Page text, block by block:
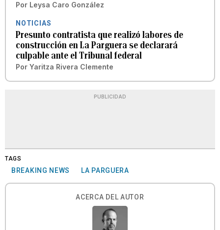
Por Leysa Caro González
NOTICIAS
Presunto contratista que realizó labores de
construcción en La Parguera se declarará
culpable ante el Tribunal federal
Por Yaritza Rivera Clemente
PUBLICIDAD
TAGS
BREAKING NEWS LA PARGUERA
ACERCA DEL AUTOR